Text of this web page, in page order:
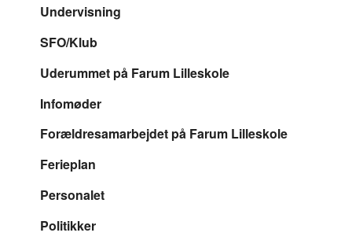
Undervisning
SFO/Klub
Uderummet på Farum Lilleskole
Infomøder
Forældresamarbejdet på Farum Lilleskole
Ferieplan
Personalet
Politikker